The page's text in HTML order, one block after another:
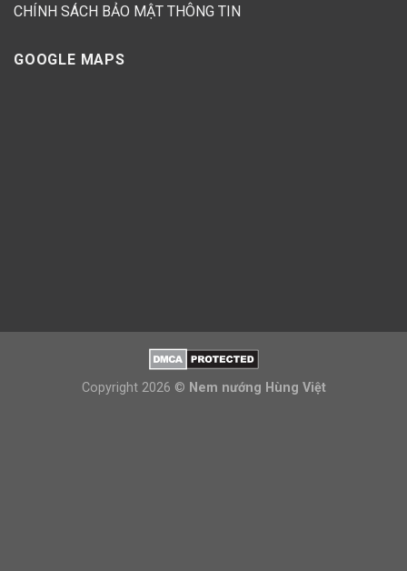
CHÍNH SÁCH BẢO MẬT THÔNG TIN
GOOGLE MAPS
Copyright 2026 © Nem nướng Hùng Việt